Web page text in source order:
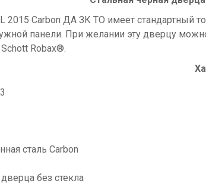
2015 Carbon ДА ЗК ТО имеет стандартный
панели. При желании эту дверцу
Robax®.
сталь Carbon
без стекла